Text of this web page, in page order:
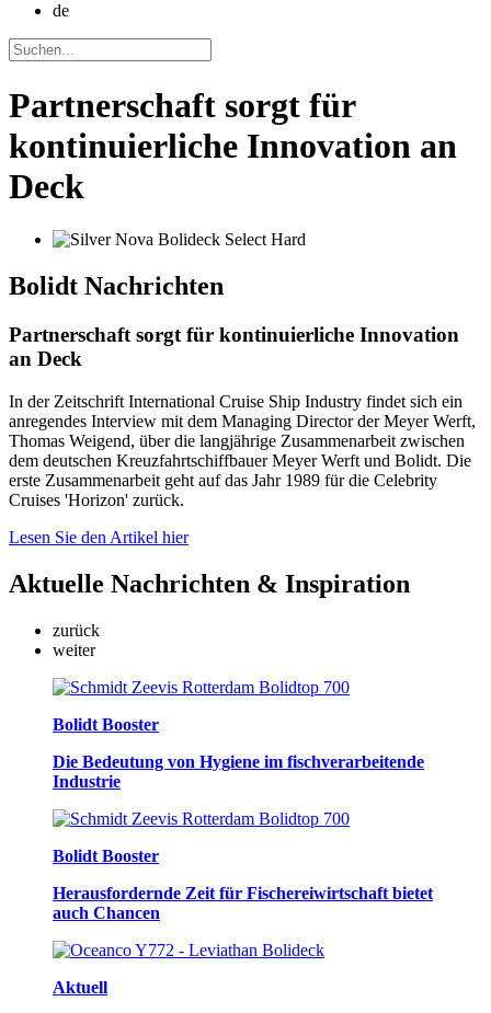
de
Partnerschaft sorgt für
kontinuierliche Innovation an
Deck
Bolidt Nachrichten
Partnerschaft sorgt für kontinuierliche Innovation
an Deck
In der Zeitschrift International Cruise Ship Industry findet sich ein
anregendes Interview mit dem Managing Director der Meyer Werft,
Thomas Weigend, über die langjährige Zusammenarbeit zwischen
dem deutschen Kreuzfahrtschiffbauer Meyer Werft und Bolidt. Die
erste Zusammenarbeit geht auf das Jahr 1989 für die Celebrity
Cruises 'Horizon' zurück.
Lesen Sie den Artikel hier
Aktuelle Nachrichten & Inspiration
zurück
weiter
Bolidt Booster
Die Bedeutung von Hygiene im fischverarbeitende
Industrie
Bolidt Booster
Herausfordernde Zeit für Fischereiwirtschaft bietet
auch Chancen
Aktuell